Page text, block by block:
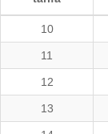
10
11
12
13